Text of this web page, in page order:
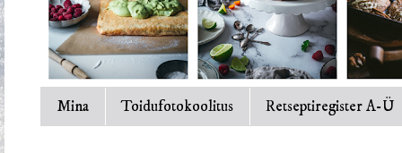
Mina Toidufotokoolitus Retseptiregister A-Ü